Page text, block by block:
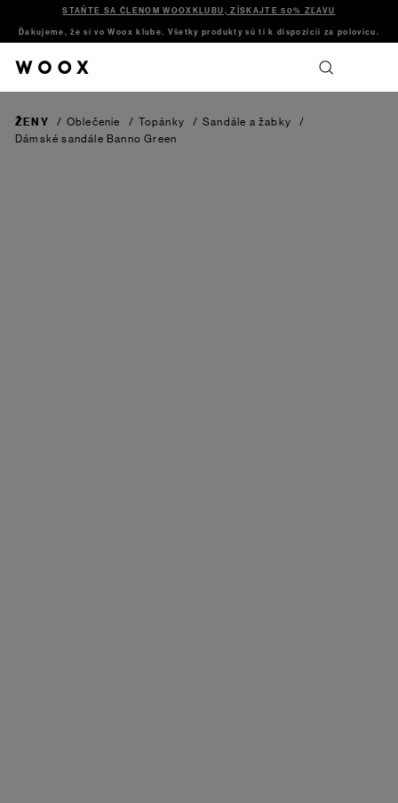
STAŇTE SA ČLENOM WOOXKLUBU, ZÍSKAJTE 50% ZĽAVU
Ďakujeme, že si vo Woox klube. Všetky produkty sú ti k dispozícii za polovicu.
ŽENY / Oblečenie / Topánky / Sandále a žabky
/
Dámské sandále BannoGreen